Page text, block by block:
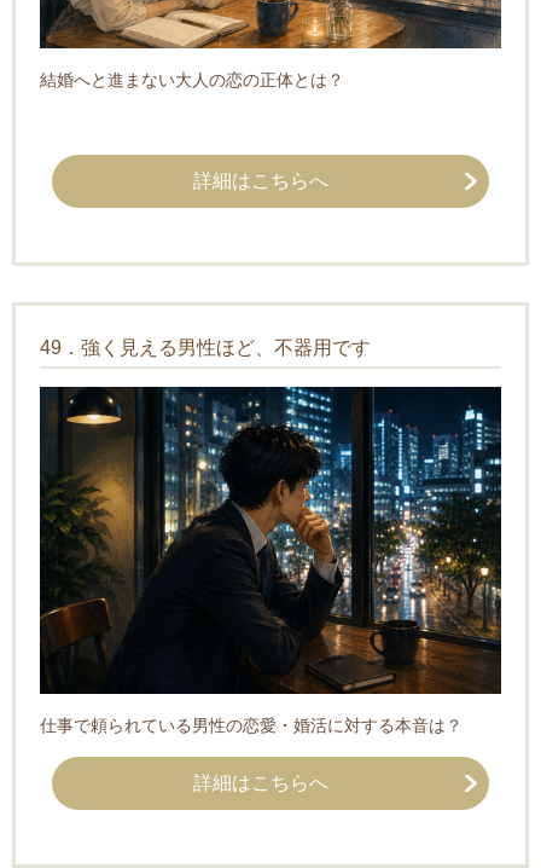
結婚へと進まない大人の恋の正体とは？
詳細はこちらへ
49．強く見える男性ほど、不器用です
仕事で頼られている男性の恋愛・婚活に対する本音は？
詳細はこちらへ